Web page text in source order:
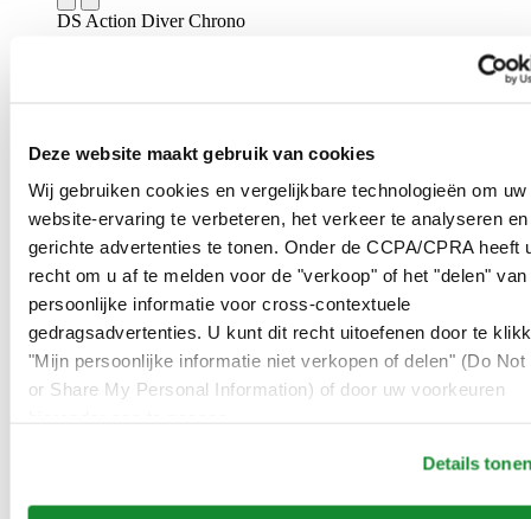
Deze website maakt gebruik van cookies
Wij gebruiken cookies en vergelijkbare technologieën om uw
website-ervaring te verbeteren, het verkeer te analyseren en
gerichte advertenties te tonen. Onder de CCPA/CPRA heeft
recht om u af te melden voor de "verkoop" of het "delen" van
persoonlijke informatie voor cross-contextuele
gedragsadvertenties. U kunt dit recht uitoefenen door te
"Mijn persoonlijke informatie niet verkopen of delen" (Do Not
or Share My Personal Information) of door uw voorkeuren
Details
DS Action Diver Chrono
Man horloge ∙ Automatisch uurwerk ∙
€ 1.980,-
Vind een winkel
DS-8 Chrono
Man horloge ∙ Quartz uurwerk ∙
Reserveer in een winkel